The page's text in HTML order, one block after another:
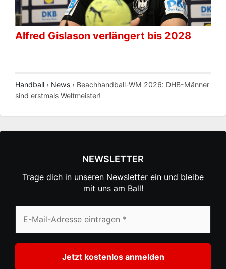
Alfred Gislason verlängert bis 2028
Handball › News › Beachhandball-WM 2026: DHB-Männer
sind erstmals Weltmeister!
NEWSLETTER
Trage dich in unseren Newsletter ein und bleibe
mit uns am Ball!